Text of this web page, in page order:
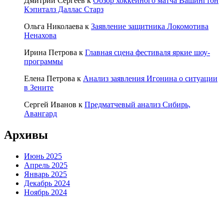
Кэпиталз Даллас Старз
Ольга Николаева к Заявление защитника Локомотива
Ненахова
Ирина Петрова к Главная сцена фестиваля яркие шоу-
программы
Елена Петрова к Анализ заявления Игонина о ситуации
в Зените
Сергей Иванов к Предматчевый анализ Сибирь,
Авангард
Архивы
Июнь 2025
Апрель 2025
Январь 2025
Декабрь 2024
Ноябрь 2024